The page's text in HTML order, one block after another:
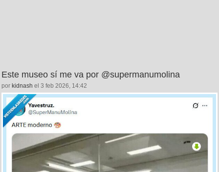
Este museo sí me va por @supermanumolina
por kidnash el 3 feb 2026, 14:42